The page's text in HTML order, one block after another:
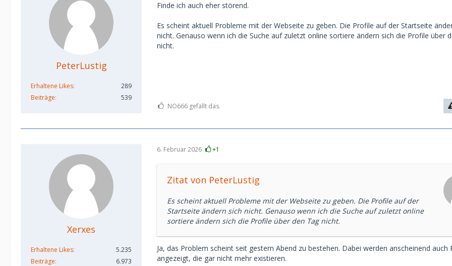
PeterLustig
Erhaltene Likes
289
Beiträge
539
Finde ich auch eher störend.
Es scheint aktuell Probleme mit der Webseite zu geben. Die Profile auf der Startseite
nicht. Genauso wenn ich die Suche auf zuletzt online sortiere ändern sich die Profile über
nicht.
NO666 gefällt das.
Xerxes
Erhaltene Likes
5.235
Beiträge
6.973
6. Februar 2026 +1
Zitat von PeterLustig
Es scheint aktuell Probleme mit der Webseite zu geben. Die Profile auf der
Startseite ändern sich nicht. Genauso wenn ich die Suche auf zuletzt online
sortiere ändern sich die Profile über den Tag nicht.
Ja, das Problem scheint seit gestern Abend zu bestehen. Dabei werden anscheinend auch
angezeigt, die gar nicht mehr existieren.